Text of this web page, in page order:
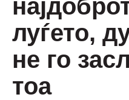
луѓето,
не го
тоа